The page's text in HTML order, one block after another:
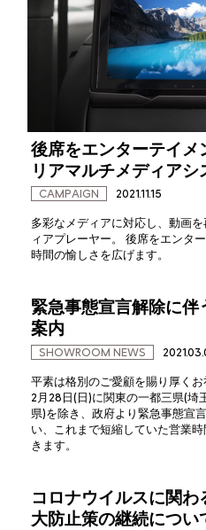
後席をエンターテイメ
リアマルチメディアシ
CAMPAIGN 2021.11.15
多彩なメディアに対応し、動画
ィアプレーヤー。 後席をエンタ
時間の愉しさを広げます。
緊急事態宣言解除に
案内
SHOWROOM NEWS
平素は格別のご愛顧を賜り厚くお
2月28日(日)に関東の一都三県(埼
県)を除き、政府より緊急事態宣
い、これまで短縮していた営業
きます。
コロナウイルスに関
大防止策の継続につい